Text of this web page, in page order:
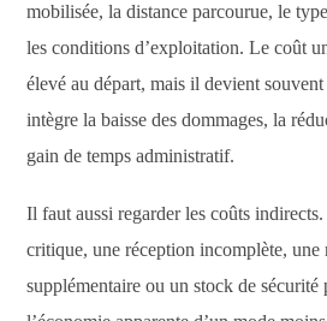
mobilisée, la distance parcourue, le
les conditions d’exploitation. Le coût
élevé au départ, mais il devient
intègre la baisse des dommages, la
gain de temps administratif.
Il faut aussi regarder les coûts
critique, une réception incomplète, une
supplémentaire ou un stock de sécurité